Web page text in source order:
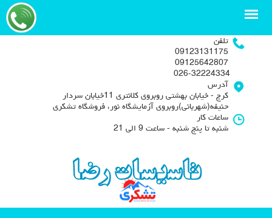
تلفن
09123131175
09125642807
آدرس
کرج - خیابان بهشتی روبروی کلانتری 11خیابان سردار
حنیفه(شهربانی)روبروی آزمایشگاه نور، فروشگاه تشکری
ساعات کار
شنبه تا پنج شنبه - ساعت 9 الی 21